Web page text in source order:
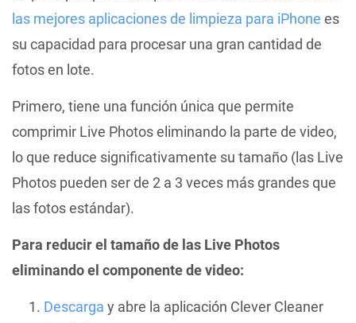
las mejores aplicaciones de limpieza para iPhone es
su capacidad para procesar una gran cantidad de
fotos en lote.
Primero, tiene una función única que permite
comprimir Live Photos eliminando la parte de video,
lo que reduce significativamente su tamaño (las Live
Photos pueden ser de 2 a 3 veces más grandes que
las fotos estándar).
Para reducir el tamaño de las Live Photos
eliminando el componente de video:
Descarga y abre la aplicación Clever Cleaner